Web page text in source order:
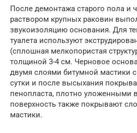
После демонтажа старого пола и
раствором крупных раковин
звукоизоляцию основания. Для
туалета используют
(сплошная мелкопористая
толщиной 3-4 см. Черновое
двумя слоями битумной мастики
сутки и после высыхания
пенопласта, плотно уложенными
поверхность также покрывают
мастики.